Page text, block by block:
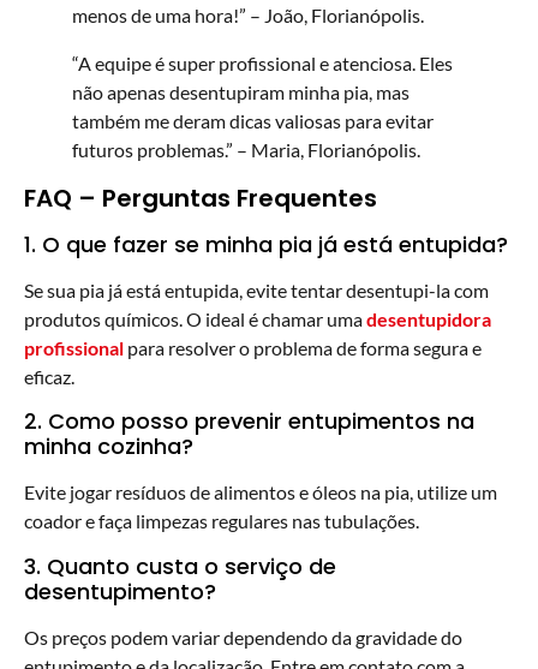
menos de uma hora!” – João, Florianópolis.
“A equipe é super profissional e atenciosa. Eles
não apenas desentupiram minha pia, mas
também me deram dicas valiosas para evitar
futuros problemas.” – Maria, Florianópolis.
FAQ – Perguntas Frequentes
1. O que fazer se minha pia já está entupida?
Se sua pia já está entupida, evite tentar desentupi-la com
produtos químicos. O ideal é chamar umadesentupidora
profissional para resolver o problema de forma segura e
eficaz.
2. Como posso prevenir entupimentos na
minha cozinha?
Evite jogar resíduos de alimentos e óleos na pia, utilize um
coador e faça limpezas regulares nas tubulações.
3. Quanto custa o serviço de
desentupimento?
Os preços podem variar dependendo da gravidade do